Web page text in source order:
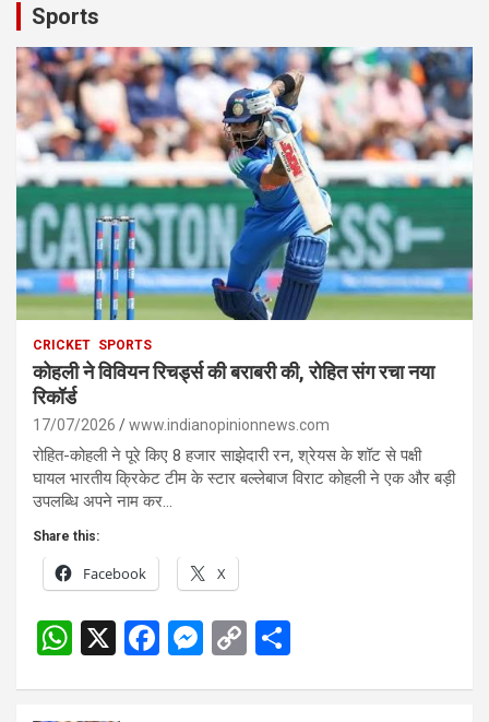
Sports
CRICKET SPORTS
कोहली ने विवियन रिचर्ड्स की बराबरी की, रोहित संग रचा नया
रिकॉर्ड
17/07/2026 www.indianopinionnews.com
रोहित-कोहली ने पूरे किए 8 हजार साझेदारी रन, श्रेयस के शॉट से पक्षी
घायल भारतीय क्रिकेट टीम के स्टार बल्लेबाज विराट कोहली ने एक और बड़ी
उपलब्धि अपने नाम कर…
Share this:
Facebook X
W
X
F
M
C